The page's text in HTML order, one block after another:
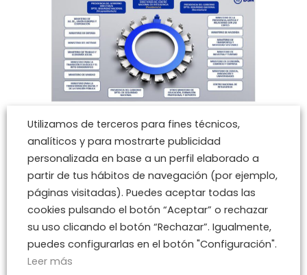
Los principalescentros o
institucionesestatales para la
ciberseguridad en España son [5]:
Secretaría de Estado de Seguridad
Secretaría de Estado de Digitalización e
Inteligencia Artificial
Secretaría General de Administración
Digital
Consejo Nacional de Ciberseguridad
Utilizamos de terceros para fines técnicos,
analíticos y para mostrarte publicidad
personalizada en base a un perfil elaborado a
partir de tus hábitos de navegación (por ejemplo,
páginas visitadas). Puedes aceptar todas las
cookies pulsando el botón “Aceptar” o rechazar
su uso clicando el botón “Rechazar”. Igualmente,
puedes configurarlas en el botón "Configuración".
Leer más